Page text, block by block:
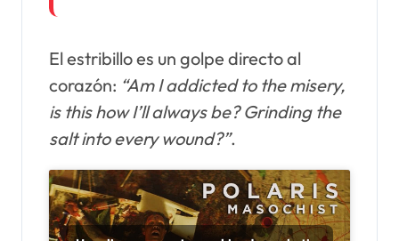
El estribillo es un golpe directo al
corazón: “Am I addicted to the misery,
is this how I’ll always be? Grinding the
salt into every wound?”.